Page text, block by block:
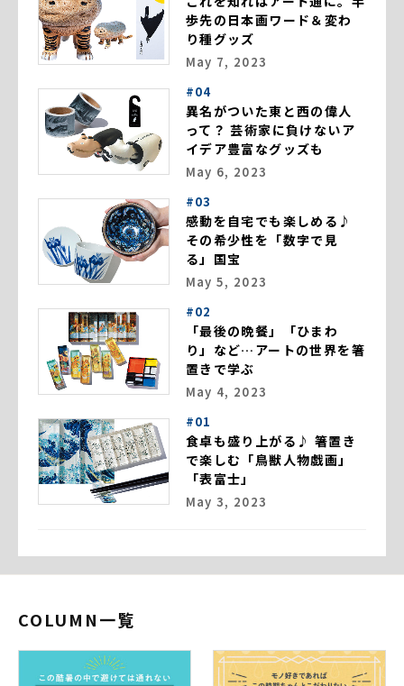
歩先の日本画ワード＆変わ
り種グッズ
May 7, 2023
#04
異名がついた東と西の偉人
って？ 芸術家に負けないア
イデア豊富なグッズも
May 6, 2023
#03
感動を自宅でも楽しめる♪
その希少性を「数字で見
る」国宝
May 5, 2023
#02
「最後の晩餐」「ひまわ
り」など…アートの世界を箸
置きで学ぶ
May 4, 2023
#01
食卓も盛り上がる♪ 箸置き
で楽しむ「鳥獣人物戯画」
「表富士」
May 3, 2023
COLUMN一覧